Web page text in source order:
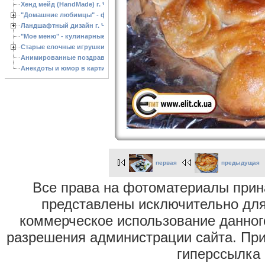
Хенд мейд (HandMade) г. Черкассы, - изделия ручной работы
"Домашние любимцы" - фото
Ландшафтный дизайн г. Черкассы
"Мое меню" - кулинарные рецепты
Старые елочные игрушки
Анимированные поздравления с Новым 2013 годом
Анекдоты и юмор в картинках
первая предыдущая
Все права на фотоматериалы
представлены исключительно
коммерческое использование
разрешения администрации сайта.
гиперссылка